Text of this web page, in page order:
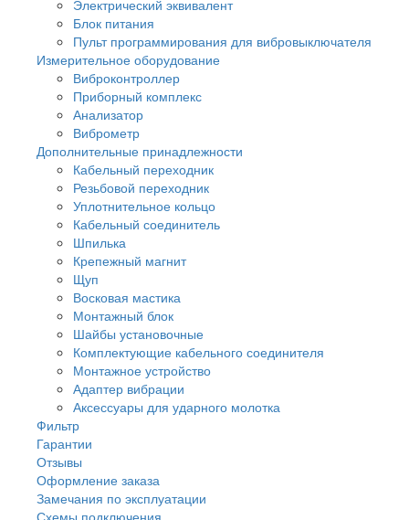
Электрический эквивалент
Блок питания
Пульт программирования для вибровыключателя
Измерительное оборудование
Виброконтроллер
Приборный комплекс
Анализатор
Виброметр
Дополнительные принадлежности
Кабельный переходник
Резьбовой переходник
Уплотнительное кольцо
Кабельный соединитель
Шпилька
Крепежный магнит
Щуп
Восковая мастика
Монтажный блок
Шайбы установочные
Комплектующие кабельного соединителя
Монтажное устройство
Адаптер вибрации
Аксессуары для ударного молотка
Фильтр
Гарантии
Отзывы
Оформление заказа
Замечания по эксплуатации
Схемы подключения